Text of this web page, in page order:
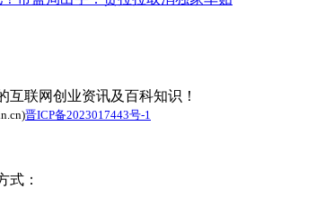
互联网创业资讯及百科知识！
晋ICP备2023017443号-1
式：